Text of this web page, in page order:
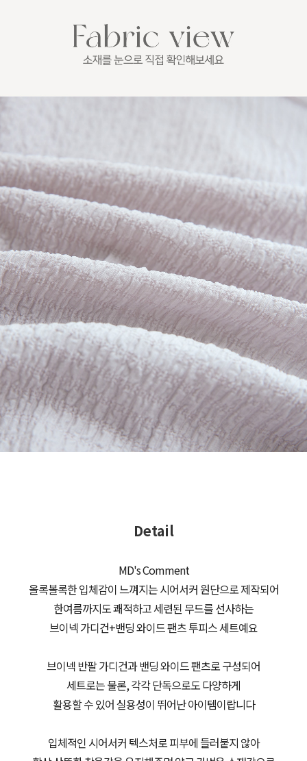
Detail
MD's Comment
올록볼록한 입체감이 느껴지는 시어서커 원단으로 제작되어
한여름까지도 쾌적하고 세련된 무드를 선사하는
브이넥 가디건+밴딩 와이드 팬츠 투피스 세트예요
브이넥 반팔 가디건과 밴딩 와이드 팬츠로 구성되어
세트로는 물론, 각각 단독으로도 다양하게
활용할 수 있어 실용성이 뛰어난 아이템이랍니다
입체적인 시어서커 텍스처로 피부에 들러붙지 않아